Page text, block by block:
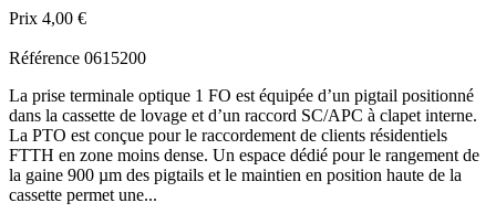
Prix 4,00 €
Référence 0615200
La prise terminale optique 1 FO est équipée d’un pigtail positionné
dans la cassette de lovage et d’un raccord SC/APC à clapet interne.
La PTO est conçue pour le raccordement de clients résidentiels
FTTH en zone moins dense. Un espace dédié pour le rangement de
la gaine 900 µm des pigtails et le maintien en position haute de la
cassette permet une...